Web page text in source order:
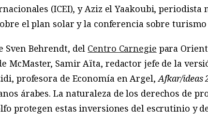
(ICEI), y Aziz el Yaakoubi,
el plan solar y la conferencia sobre
Sven Behrendt, del Centro Carnegie para
McMaster, Samir Aïta, redactor jefe de la
profesora de Economía en Argel,Afkar/ideas
árabes. La naturaleza de los derechos de
protegen estas inversiones del escrutinio y